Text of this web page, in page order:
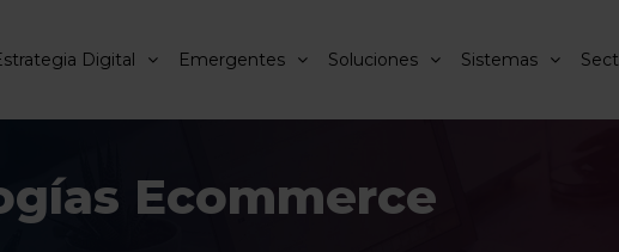
Digital Emergentes Soluciones Sistemas
Ecommerce